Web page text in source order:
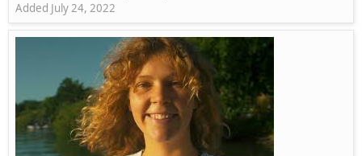
Added July 24, 2022